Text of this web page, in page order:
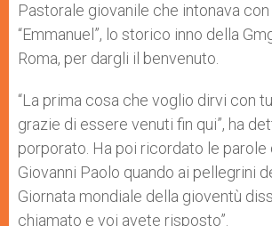
Pastorale giovanile che intonava
“Emmanuel”, lo storico inno della
Roma, per dargli il benvenuto.
“La prima cosa che voglio dirvi con
grazie di essere venuti fin qui”, ha
porporato. Ha poi ricordato le parole
Giovanni Paolo quando ai pellegrini
Giornata mondiale della gioventù
chiamato e voi avete risposto”.